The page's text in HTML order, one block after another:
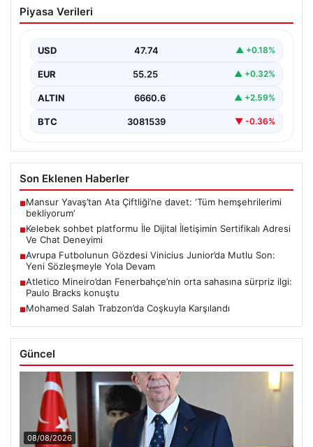
İletişimin Sertifikalı Adresi Ve Chat
Sanal ortamında kullanıcıların güvenli bir biçimde iletişim
Piyasa Verileri
USD 47.74 ▲ +0.18%
EUR 55.25 ▲ +0.32%
ALTIN 6660.6 ▲ +2.59%
BTC 3081539 ▼ -0.36%
Son Eklenen Haberler
■Mansur Yavaş’tan Ata Çiftliği’ne davet: ‘Tüm hemşehrilerimi
bekliyorum’
■Kelebek sohbet platformu İle Dijital İletişimin Sertifikalı Adresi
Ve Chat Deneyimi
■Avrupa Futbolunun Gözdesi Vinicius Junior’da Mutlu Son:
Yeni Sözleşmeyle Yola Devam
■Atletico Mineiro’dan Fenerbahçe’nin orta sahasına sürpriz ilgi:
Paulo Bracks konuştu
■Mohamed Salah Trabzon’da Coşkuyla Karşılandı
Güncel
08/08/2026